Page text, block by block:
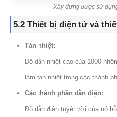
Xây dựng được sử
5.2 Thiết bị điện tử và
Tản nhiệt:
Độ dẫn nhiệt cao của 1000
làm tan nhiệt trong các thành
Các thành phần dẫn điện:
Độ dẫn điện tuyệt vời của nó